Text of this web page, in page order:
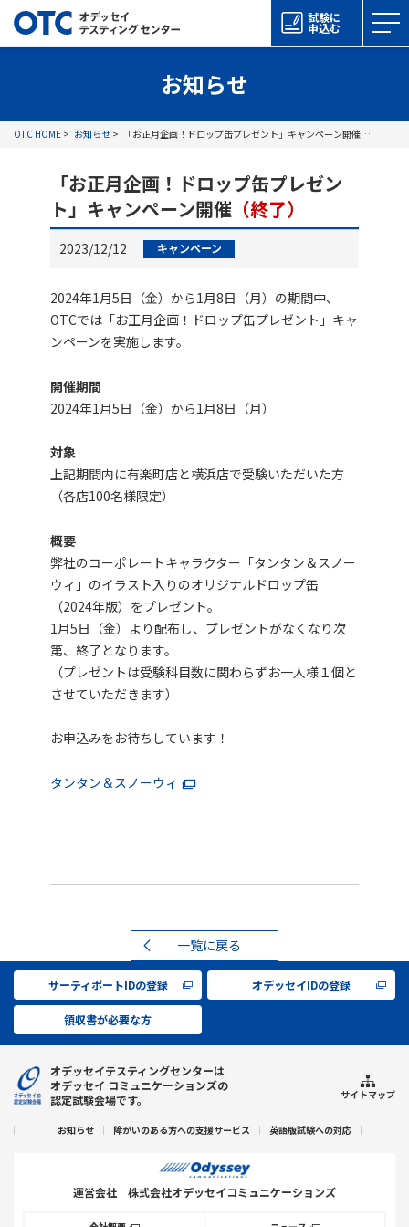
試験に
申込む
お知らせ
OTC HOME お知らせ 「お正月企画！ドロップ缶プレゼント」キャンペーン開催
（終了）
「お正月企画！ドロップ缶プレゼン
ト」キャンペーン開催 （終了）
2023/12/12 キャンペーン
2024年1月5日（金）から1月8日（月）の期間中、
OTCでは「お正月企画！ドロップ缶プレゼント」キャ
ンペーンを実施します。
開催期間
2024年1月5日（金）から1月8日（月）
対象
上記期間内に有楽町店と横浜店で受験いただいた方
（各店100名様限定）
概要
弊社のコーポレートキャラクター「タンタン＆スノー
ウィ」のイラスト入りのオリジナルドロップ缶
（2024年版）をプレゼント。
1月5日（金）より配布し、プレゼントがなくなり次
第、終了となります。
（プレゼントは受験科目数に関わらずお一人様１個と
させていただきます）
お申込みをお待ちしています！
タンタン＆スノーウィ
一覧に戻る
サーティポートIDの登録 オデッセイIDの登録
領収書が必要な方
オデッセイテスティングセンターは
オデッセイ コミュニケーションズの
認定試験会場です。
お知らせ 障がいのある方への支援サービス 英語版試験への対応
サイトマップ
運営会社 株式会社オデッセイコミュニケーションズ